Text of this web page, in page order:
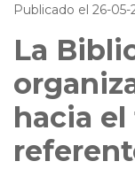
Publicado el 26-05-
La
hacia